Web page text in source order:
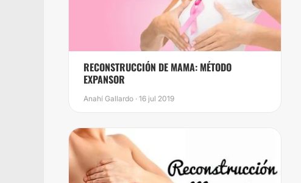
RECONSTRUCCIÓN DE MAMA: MÉTODO
EXPANSOR
Anahí Gallardo · 16 jul 2019